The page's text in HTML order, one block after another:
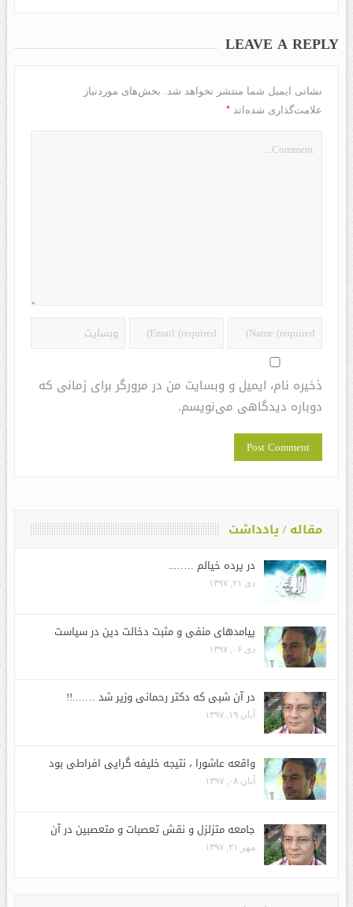
LEAVE A REPLY
نشانی ایمیل شما منتشر نخواهد شد.
بخش‌های موردنیاز
علامت‌گذاری شده‌اند *
ذخیره نام، ایمیل و وبسایت من در مرورگر برای زمانی که
دوباره دیدگاهی می‌نویسم.
مقاله / یادداشت
در پرده خیالم ……..
دی ۲۱, ۱۳۹۷
پیامدهای منفی و مثبت دخالت دین در سیاست
دی ۰۶, ۱۳۹۷
در آن شبی که دکتر رحمانی وزیر شد …….!!
آبان ۱۹, ۱۳۹۷
واقعه عاشورا ، نتیجه خلیفه گرایی افراطی بود
آبان ۰۸, ۱۳۹۷
جامعه متزلزل و نقش تعصبات و متعصبین در آن
مهر ۲۱, ۱۳۹۷